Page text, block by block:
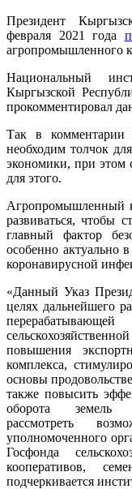
Президент
февраля 2021 года
агропромышленного
Национальный
Кыргызской
прокомментировал
Так в комментарии
необходим толчок
экономики, при этом
для этого.
Агропромышленный
развиваться, чтобы
главный фактор
особенно актуально
коронавирусной
«Данный Указ
целях дальнейшего
повышения
комплекса,
основы
также повысить
оборота земель
рассмотреть
уполномоченного
Госфонда
кооперативов,
подчеркивается